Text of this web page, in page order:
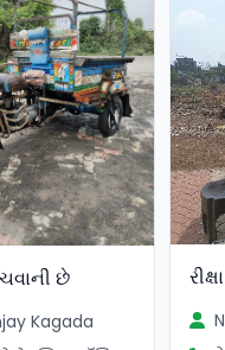
છે
Kagada